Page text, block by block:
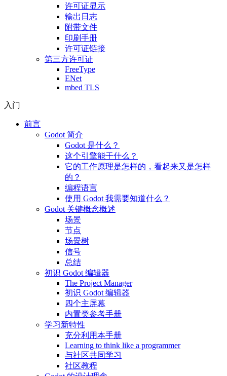
许可证显示
输出日志
附带文件
印刷手册
许可证链接
第三方许可证
FreeType
ENet
mbed TLS
入门
前言
Godot 简介
Godot 是什么？
这个引擎能干什么？
它的工作原理是怎样的，看起来又是怎样
的？
编程语言
使用 Godot 我需要知道什么？
Godot 关键概念概述
场景
节点
场景树
信号
总结
初识 Godot 编辑器
The Project Manager
初识 Godot 编辑器
四个主屏幕
内置类参考手册
学习新特性
充分利用本手册
Learning to think like a programmer
与社区共同学习
社区教程